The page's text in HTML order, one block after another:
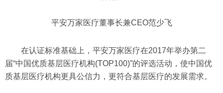
平安万家医疗董事长兼CEO范少飞
在认证标准基础上，平安万家医疗在2017年举办第二
届“中国优质基层医疗机构(TOP100)”的评选活动，使中国优
质基层医疗机构更具公信力，更符合基层医疗的发展需求。